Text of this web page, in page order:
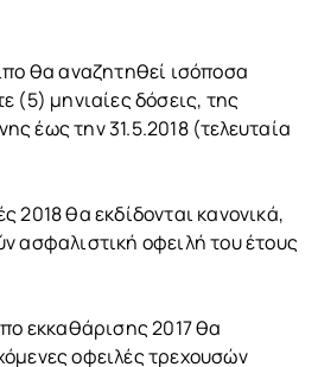
θα αναζητηθεί ισόποσα
(5) μηνιαίες δόσεις, της
έως την 31.5.2018 (τελευταία
2018 θα εκδίδονται κανονικά,
ασφαλιστική οφειλή του έτους
εκκαθάρισης 2017 θα
οφειλές τρεχουσών